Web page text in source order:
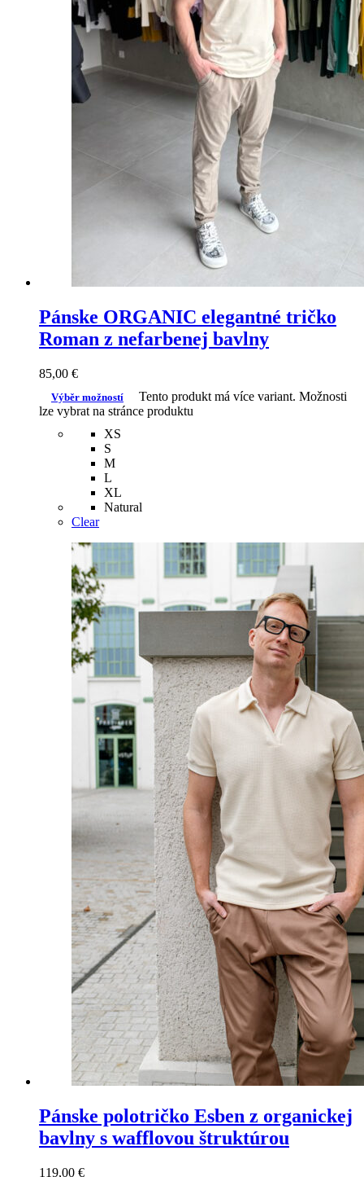
Pánske ORGANIC elegantné tričko
Roman z nefarbenej bavlny
85,00 €
Výběr možností
Tento produkt má více variant. Možnosti
lze vybrat na stránce produktu
XS
S
M
L
XL
Natural
Clear
Pánske polotričko Esben z organickej
bavlny s wafflovou štruktúrou
119,00 €